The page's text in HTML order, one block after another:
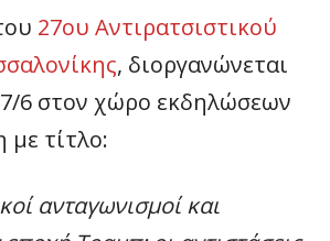
27ου Αντιρατσιστικού
, διοργανώνεται
6 στον χώρο εκδηλώσεων
με τίτλο:
ανταγωνισμοί και